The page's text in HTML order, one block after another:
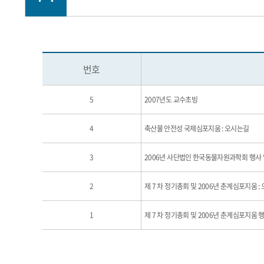
번호
5 2007년도 교수초빙
4 축산물 안전성 국제심포지움 : 오시는길
3 2006년 사단법인 한국동물자원과학회 행사
2 제 7 차 정기총회 및 2006년 춘계심포지움 :
1 제 7 차 정기총회 및 2006년 춘계심포지움